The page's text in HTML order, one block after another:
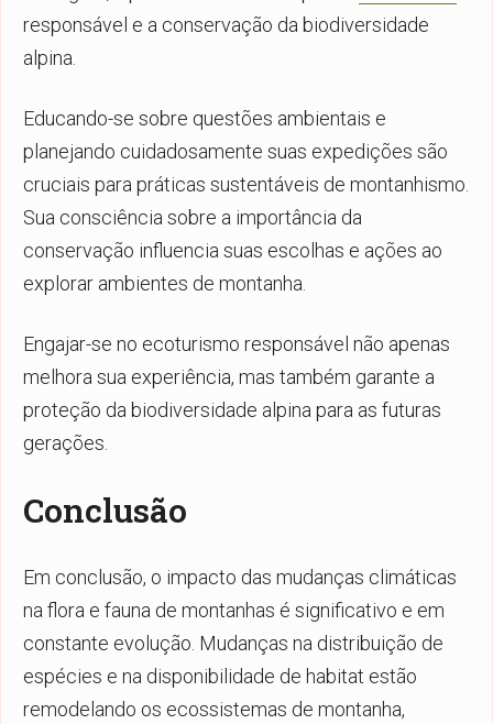
responsável e a conservação da biodiversidade
alpina.
Educando-se sobre questões ambientais e
planejando cuidadosamente suas expedições são
cruciais para práticas sustentáveis de montanhismo.
Sua consciência sobre a importância da
conservação influencia suas escolhas e ações ao
explorar ambientes de montanha.
Engajar-se no ecoturismo responsável não apenas
melhora sua experiência, mas também garante a
proteção da biodiversidade alpina para as futuras
gerações.
Conclusão
Em conclusão, o impacto das mudanças climáticas
na flora e fauna de montanhas é significativo e em
constante evolução. Mudanças na distribuição de
espécies e na disponibilidade de habitat estão
remodelando os ecossistemas de montanha,